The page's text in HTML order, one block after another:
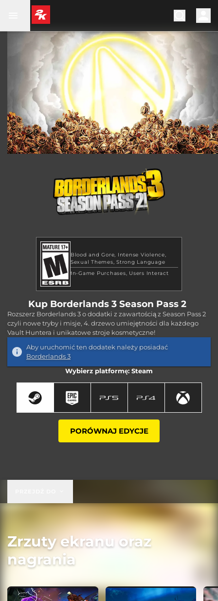
Blood and Gore Intense Violence
Sexual Themes Strong Language
In-Game Purchases
Users Interact
Kup Borderlands 3 Season Pass 2
Rozszerz Borderlands 3 o dodatki z zawartością z Season Pass 2
czyli nowe tryby i misje, 4. drzewo umiejętności dla każdego
Vault Huntera i unikatowe stroje kosmetyczne!
Aby uruchomić ten dodatek należy posiadać
Borderlands 3
Wybierz platformę: Steam
PORÓWNAJ EDYCJE
Zrzuty ekranu oraz
nagrania